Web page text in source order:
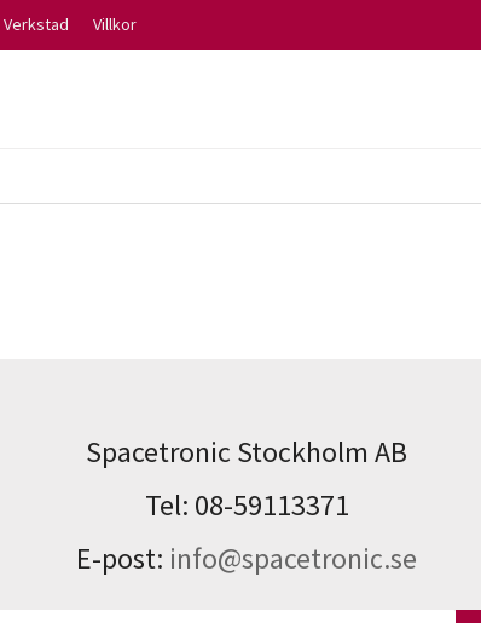
Villkor
Spacetronic Stockholm AB
Tel: 08-59113371
E-post: info@spacetronic.se